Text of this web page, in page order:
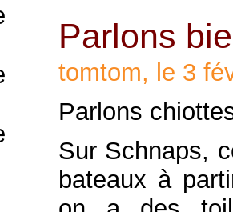
Parlons
tomtom, le 3
Parlons
Sur Schnaps,
bateaux à